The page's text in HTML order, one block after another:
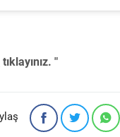
tıklayınız. "